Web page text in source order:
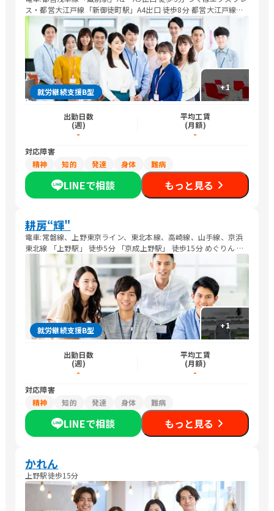
ス・都営大江戸線「新御徒町駅」A4出口 徒歩8分 都営大江戸線
「蔵前駅」A6出口 徒歩10分 JR総武線「浅草橋駅」西口 徒歩10分
バス: 都営バス 都02系統「三筋二丁目」下車 徒歩6分 都営バス 都
42系統「蔵前二丁目」下車 徒歩6分
+1
就労継続支援B型
出勤日数
(週)
-
平均工賃
(月額)
-
対応障害
精神
知的 発達 身体 難病
LINEで相談 もっと見る
耕房“輝"
電車:常磐線、上野東京ライン、東北本線、高崎線、山手線、京浜
東北線 「上野駅」 徒歩5分 「京成上野駅」 徒歩15分 めぐりん 都
+1
就労継続支援B型
出勤日数
(週)
-
平均工賃
(月額)
-
対応障害
精神
知的 発達 身体 難病
LINEで相談 もっと見る
かれん
上野駅徒歩15分